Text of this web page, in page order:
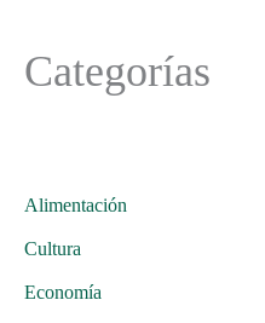
Categorías
Alimentación
Cultura
Economía